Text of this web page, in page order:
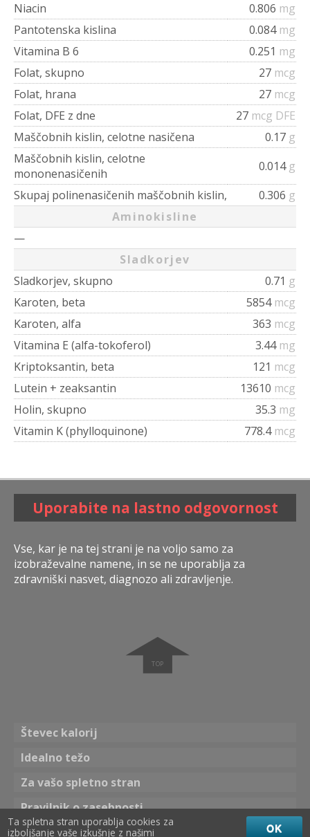
Niacin
0.806 mg
Pantotenska kislina
0.084 mg
Vitamina B 6
0.251 mg
Folat, skupno
27 mcg
Folat, hrana
27 mcg
Folat, DFE z dne
27 mcg DFE
Maščobnih kislin, celotne nasičena
0.17 g
Maščobnih kislin, celotne
mononenasičenih
0.014 g
Skupaj polinenasičenih maščobnih kislin,
0.306 g
Aminokisline
—
Sladkorjev
Sladkorjev, skupno
0.71 g
Karoten, beta
5854 mcg
Karoten, alfa
363 mcg
Vitamina E (alfa-tokoferol)
3.44 mg
Kriptoksantin, beta
121 mcg
Lutein + zeaksantin
13610 mcg
Holin, skupno
35.3 mg
Vitamin K (phylloquinone)
778.4 mcg
Uporabite na lastno odgovornost
Vse, kar je na tej strani je na voljo samo za
izobraževalne namene, in se ne uporablja za
zdravniški nasvet, diagnozo ali zdravljenje.
➧
Števec kalorij
Idealno težo
Za vašo spletno stran
Pravilnik o zasebnosti
Ta spletna stran uporablja cookies za
izboljšanje vaše izkušnje z našimi
OK